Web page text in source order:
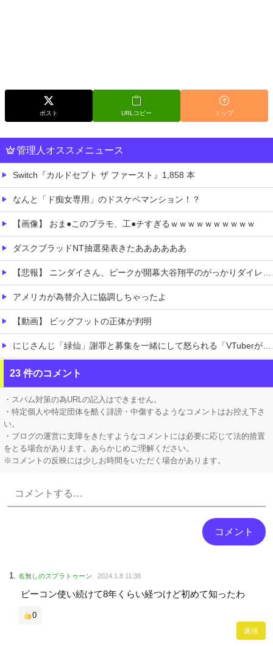
ポスト URLコピー トップ
管理人オススメニュース
Switch『カルドセプト ザ ファースト』1,858 本
なんと「ド痴女専用」のドスケベマンション！？
【画像】 おま●このプラモ、工●チすぎるｗｗｗｗｗｗｗｗｗｗ
ダスクブラッドNT抽選発表きたああああああ
【悲報】 ニンダイさん、ピークが開幕大谷翔平のがっかりダイレクトだったと言われてしまう
アメリカが為替介入に協調しちゃったよ
【動画】 ビッグフットの正体が判明
にじさんじ「緑仙」謝罪と募集を一緒にして怒られる「VTuberが歌ってこなかった埋もれた曲」ボカロPの抗議で歌ってみた非公開になること心配する声
【恐怖】 東名高速で結婚式の衣装合わせに向かっていた夫婦の車に何度も何度も追突した60歳の男がヤバすぎる…こんなのに遭遇したらどうすればいいの？
近所のコープにいる爺さん、隙あらば他人のカゴに商品を入れようとする
23 件のコメント
・スパム対策の為URLの記入はできません。
・特定個人や特定団体を酷く誹謗・中傷するようなコメントはお控え下さ
い。
・ブログの運営に支障をきたすようなコメントには必要に応じて法的措置
をとる場合があります。あらかじめご理解ください。
※コメントの反映には少しお時間をいただく場合があります。
名無しのスプラトゥーン 2024.1.8 11:38
ビーコン使い続けて8年くらい経つけど初めて知ったわ
0
返信